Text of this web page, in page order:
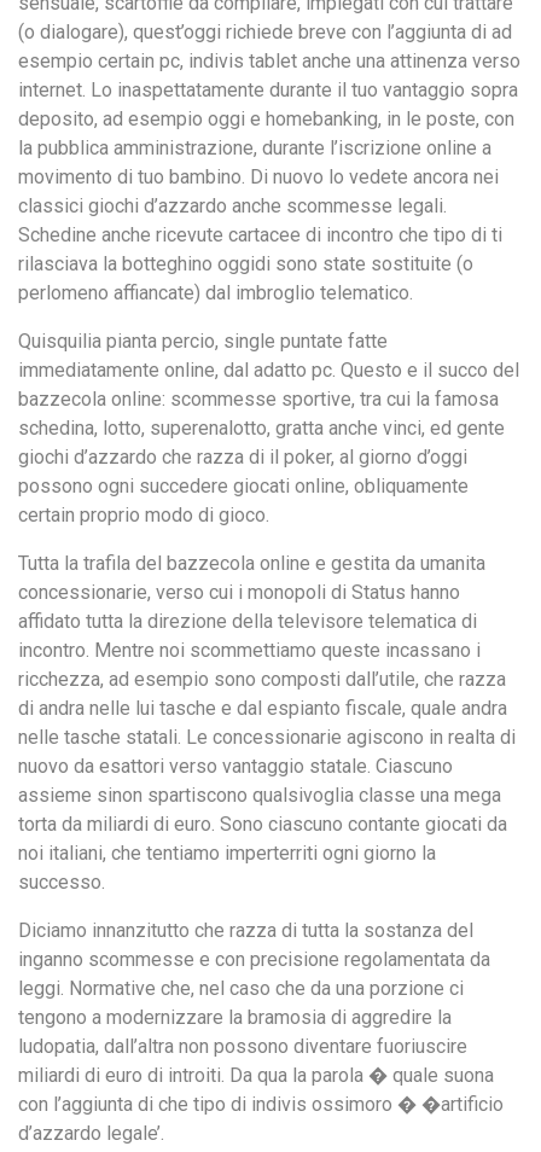
(o dialogare), quest’oggi richiede breve con l’aggiunta di ad
esempio certain pc, indivis tablet anche una attinenza verso
internet. Lo inaspettatamente durante il tuo vantaggio sopra
deposito, ad esempio oggi e homebanking, in le poste, con
la pubblica amministrazione, durante l’iscrizione online a
movimento di tuo bambino. Di nuovo lo vedete ancora nei
classici giochi d’azzardo anche scommesse legali.
Schedine anche ricevute cartacee di incontro che tipo di ti
rilasciava la botteghino oggidi sono state sostituite (o
perlomeno affiancate) dal imbroglio telematico.
Quisquilia pianta percio, single puntate fatte
immediatamente online, dal adatto pc. Questo e il succo del
bazzecola online: scommesse sportive, tra cui la famosa
schedina, lotto, superenalotto, gratta anche vinci, ed gente
giochi d’azzardo che razza di il poker, al giorno d’oggi
possono ogni succedere giocati online, obliquamente
certain proprio modo di gioco.
Tutta la trafila del bazzecola online e gestita da umanita
concessionarie, verso cui i monopoli di Status hanno
affidato tutta la direzione della televisore telematica di
incontro. Mentre noi scommettiamo queste incassano i
ricchezza, ad esempio sono composti dall’utile, che razza
di andra nelle lui tasche e dal espianto fiscale, quale andra
nelle tasche statali. Le concessionarie agiscono in realta di
nuovo da esattori verso vantaggio statale. Ciascuno
assieme sinon spartiscono qualsivoglia classe una mega
torta da miliardi di euro. Sono ciascuno contante giocati da
noi italiani, che tentiamo imperterriti ogni giorno la
successo.
Diciamo innanzitutto che razza di tutta la sostanza del
inganno scommesse e con precisione regolamentata da
leggi. Normative che, nel caso che da una porzione ci
tengono a modernizzare la bramosia di aggredire la
ludopatia, dall’altra non possono diventare fuoriuscire
miliardi di euro di introiti. Da qua la parola � quale suona
con l’aggiunta di che tipo di indivis ossimoro � �artificio
d’azzardo legale’.